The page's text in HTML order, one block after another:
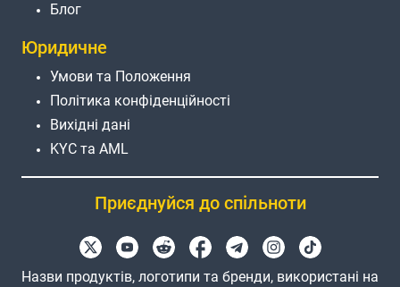
Блог
Юридичне
Умови та Положення
Політика конфіденційності
Вихідні дані
KYC та AML
Приєднуйся до спільноти
Назви продуктів, логотипи та бренди, використані на